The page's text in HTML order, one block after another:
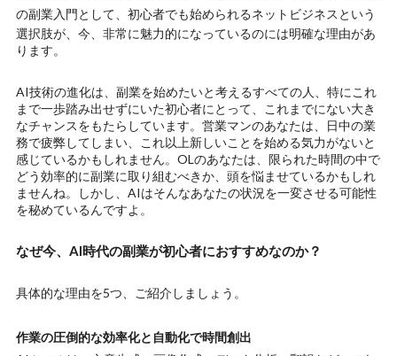
の副業入門として、 初心者でも始められるネットビジネス という
選択肢が、今、非常に魅力的になっているのには明確な理由があ
ります。
AI技術の進化は、副業を始めたいと考えるすべての人、特にこれ
まで一歩踏み出せずにいた初心者にとって、これまでにない大き
なチャンスをもたらしています。営業マンのあなたは、日中の業
務で疲弊してしまい、これ以上新しいことを始める気力がないと
感じているかもしれません。OLのあなたは、限られた時間の中で
どう効率的に副業に取り組むべきか、頭を悩ませているかもしれ
ませんね。しかし、AIはそんなあなたの状況を一変させる可能性
を秘めているんですよ。
なぜ今、AI時代の副業が初心者におすすめなのか？
具体的な理由を5つ、ご紹介しましょう。
作業の圧倒的な効率化と自動化で時間創出